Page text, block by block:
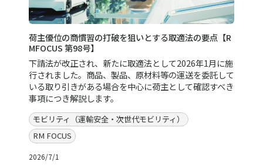
荷主優位の商慣習の打破を狙いとする取適法の要点【R
MFOCUS 第98号】
下請法が改正され、新たに取適法として2026年1月に施
行されました。商品、製品、原材料等の運送を委託して
いる取り引きがある場合を中心に荷主として確認すべき
事項につき解説します。
モビリティ（運輸安全・次世代モビリティ）
RM FOCUS
2026/7/1